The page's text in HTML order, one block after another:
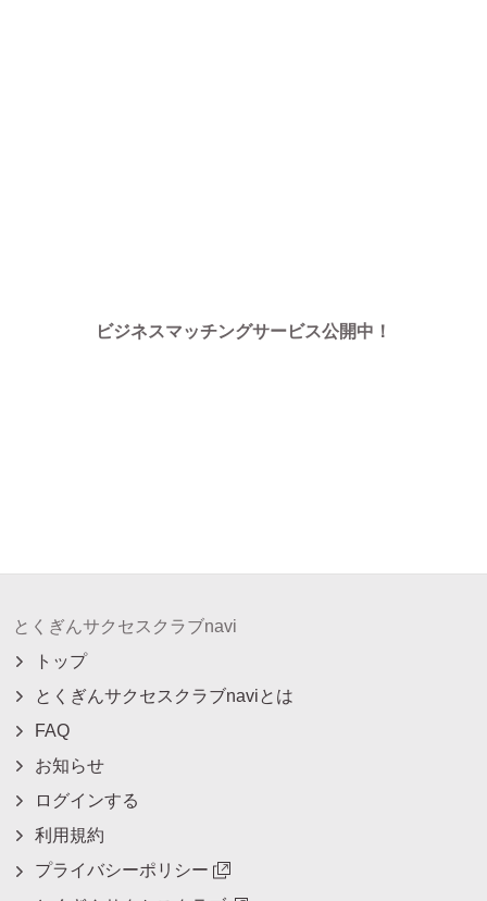
ビジネスマッチングサービス公開中！
とくぎんサクセスクラブnavi
トップ
とくぎんサクセスクラブnaviとは
FAQ
お知らせ
ログインする
利用規約
プライバシーポリシー